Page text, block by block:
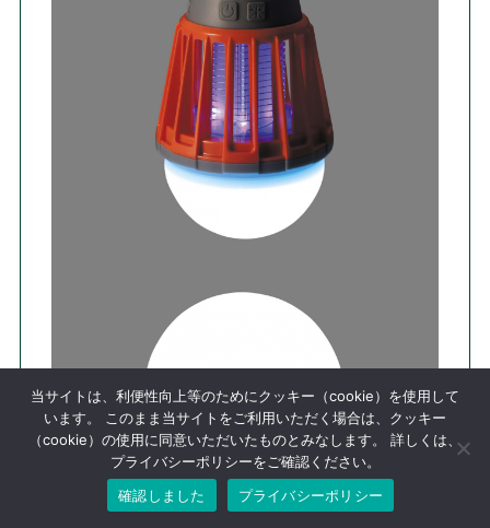
当サイトは、利便性向上等のためにクッキー（cookie）を使用して
います。 このまま当サイトをご利用いただく場合は、クッキー
（cookie）の使用に同意いただいたものとみなします。 詳しくは、
プライバシーポリシーをご確認ください。
確認しました
プライバシーポリシー